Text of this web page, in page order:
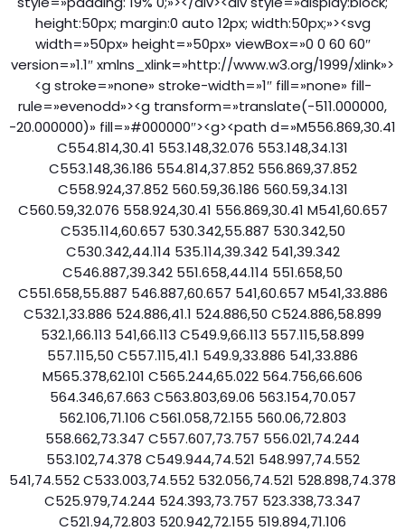
height:50px; margin:0 auto 12px; width:50px;»><svg
width=»50px» height=»50px» viewBox=»0 0 60 60″
version=»1.1″ xmlns_xlink=»http://www.w3.org/1999/xlink»>
<g stroke=»none» stroke-width=»1″ fill=»none» fill-
rule=»evenodd»><g transform=»translate(-511.000000,
-20.000000)» fill=»#000000″><g><path d=»M556.869,30.41
C554.814,30.41 553.148,32.076 553.148,34.131
C553.148,36.186 554.814,37.852 556.869,37.852
C558.924,37.852 560.59,36.186 560.59,34.131
C560.59,32.076 558.924,30.41 556.869,30.41 M541,60.657
C535.114,60.657 530.342,55.887 530.342,50
C530.342,44.114 535.114,39.342 541,39.342
C546.887,39.342 551.658,44.114 551.658,50
C551.658,55.887 546.887,60.657 541,60.657 M541,33.886
C532.1,33.886 524.886,41.1 524.886,50 C524.886,58.899
532.1,66.113 541,66.113 C549.9,66.113 557.115,58.899
557.115,50 C557.115,41.1 549.9,33.886 541,33.886
M565.378,62.101 C565.244,65.022 564.756,66.606
564.346,67.663 C563.803,69.06 563.154,70.057
562.106,71.106 C561.058,72.155 560.06,72.803
558.662,73.347 C557.607,73.757 556.021,74.244
553.102,74.378 C549.944,74.521 548.997,74.552
541,74.552 C533.003,74.552 532.056,74.521 528.898,74.378
C525.979,74.244 524.393,73.757 523.338,73.347
C521.94,72.803 520.942,72.155 519.894,71.106